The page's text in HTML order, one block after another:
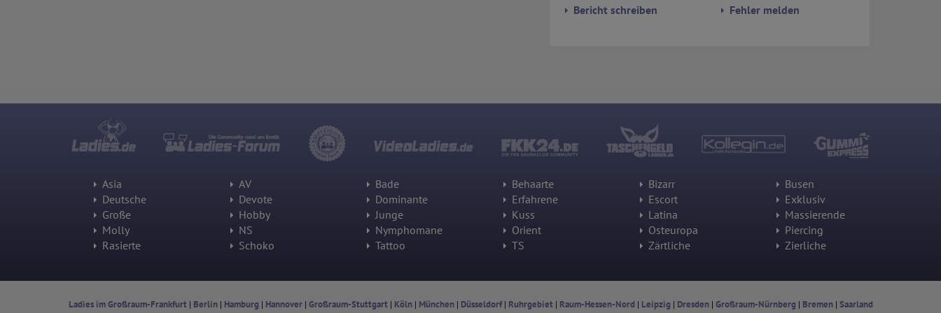
Besucherquelle (Facebook, Suchmaschine oder verweisende
Hotjar
Wir nutzen Hotjar als Webanalysedient. Es wird verwendet, um Daten
Rahmen von Umfragen und Feedbackfunktionen, die auf unserer
Website eingebunden sind, von Ihnen bereitgestellte Informationen
Herausgeber:
Hotjar Limited, Malta
Gerätetyp
IP-Adresse
Bericht schreiben
Fehler melden
Asia AV Bade Behaarte Bizarr
Busen
Deutsche
Devote Dominante Erfahrene Escort
Exklusiv
Große
Hobby Junge Kuss Latina
Massierende
Molly
NS Nymphomane Orient Osteuropa
Piercing
Rasierte
Schoko Tattoo TS Zärtliche Zierliche
Ladies im Großraum-Frankfurt | Berlin| Hamburg | Hannover| Großraum-Stuttgart | Köln| München| Düsseldorf| Ruhrgebiet | Raum-Hessen-Nord | Leipzig | Dresden| Großraum-Nürnberg | Bremen| Saarland